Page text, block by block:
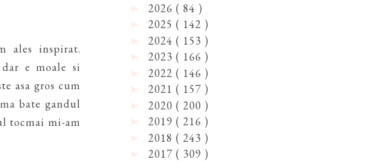
ales inspirat.
e moale si
asa gros cum
bate gandul
tocmai mi-am
2026 ( 84 )
2025 ( 142 )
2024 ( 153 )
2023 ( 166 )
2022 ( 146 )
2021 ( 157 )
2020 ( 200 )
2019 ( 216 )
2018 ( 243 )
2017 ( 309 )